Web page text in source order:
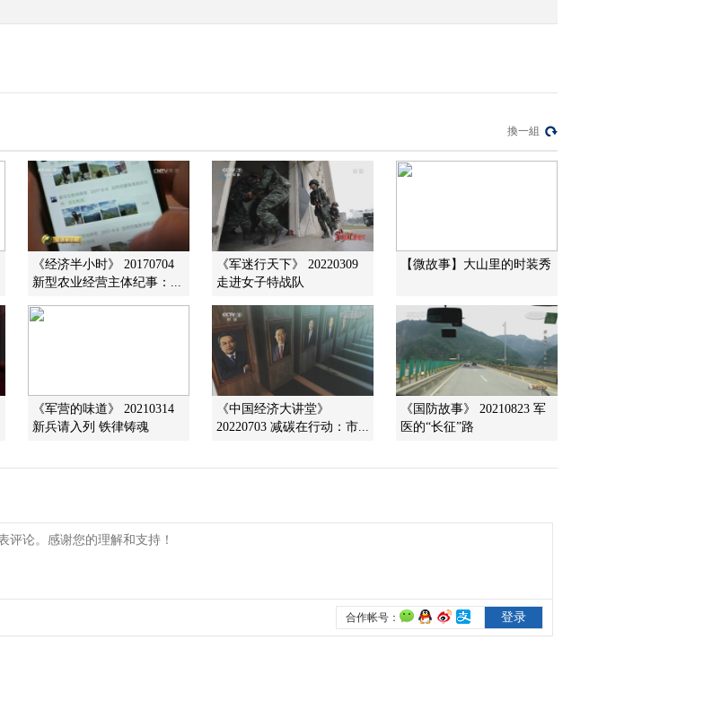
換一組
《经济半小时》 20170704
新型农业经营主体纪事：...
《军迷行天下》 20220309
走进女子特战队
【微故事】大山里的时装秀
《军营的味道》 20210314
新兵请入列 铁律铸魂
《中国经济大讲堂》
20220703 减碳在行动：市...
《国防故事》 20210823 军
医的“长征”路